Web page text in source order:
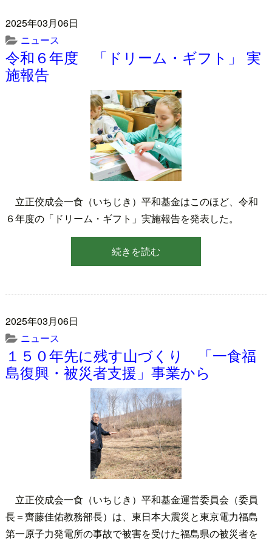
2025年03月06日
ニュース
令和６年度 「ドリーム・ギフト」 実
施報告
立正佼成会一食（いちじき）平和基金はこのほど、令和
６年度の「ドリーム・ギフト」実施報告を発表した。
続きを読む
2025年03月06日
ニュース
１５０年先に残す山づくり 「一食福
島復興・被災者支援」事業から
立正佼成会一食（いちじき）平和基金運営委員会（委員
長＝齊藤佳佑教務部長）は、東日本大震災と東京電力福島
第一原子力発電所の事故で被害を受けた福島県の被災者を